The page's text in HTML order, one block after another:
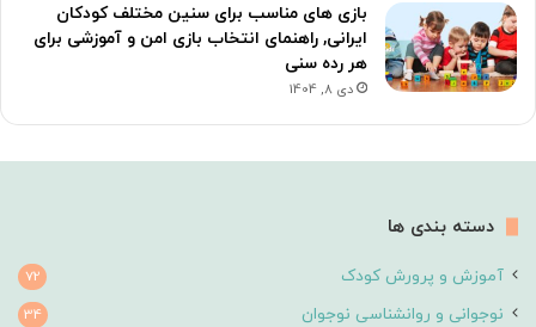
بازی های مناسب برای سنین مختلف کودکان
ایرانی, راهنمای انتخاب بازی امن و آموزشی برای
هر رده سنی
دی 8, 1404
دسته بندی ها
آموزش و پرورش کودک 72
نوجوانی و روانشناسی نوجوان 34